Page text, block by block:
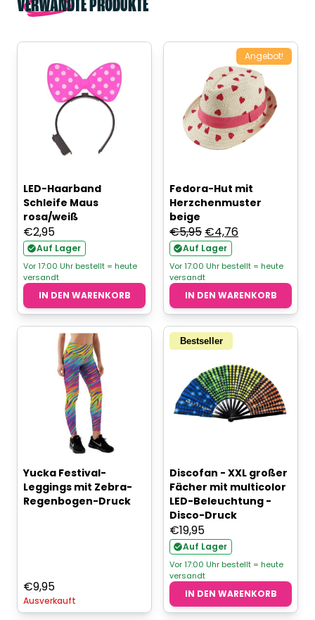
VERWANDTE PRODUKTE
LED-Haarband
Schleife Maus
rosa/weiß
€2,95
Auf Lager
Vor 17:00 Uhr bestellt = heute
versandt
IN DEN WARENKORB
Angebot!
Fedora-Hut mit
Herzchenmuster
beige
€5,95 Ursprünglicher
Preis
war:
€5,95
€4,76Aktueller
ist:
€4,76.
Auf Lager
Vor 17:00 Uhr bestellt = heute
versandt
IN DEN WARENKORB
Yucka Festival-
Leggings mit Zebra-
Regenbogen-Druck
€9,95
Ausverkauft
Bestseller
Discofan - XXL großer
Fächer mit multicolor
LED-Beleuchtung -
Disco-Druck
€19,95
Auf Lager
Vor 17:00 Uhr bestellt = heute
versandt
IN DEN WARENKORB